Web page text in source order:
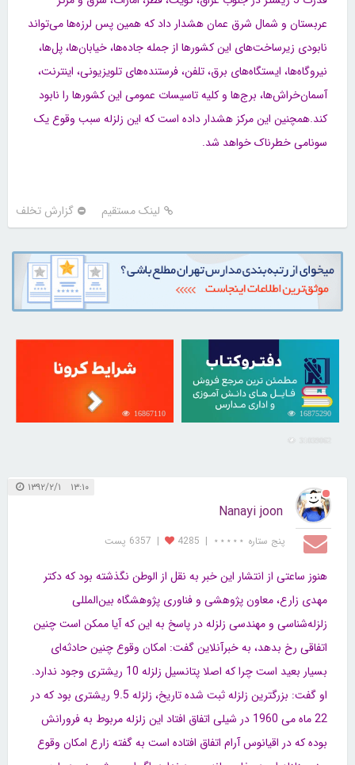
عربستان و شمال شرق عمان هشدار داد که همین پس لرزه‌ها می‌تواند
نابودی زیرساخت‌های این کشور‌ها از جمله جاده‌ها، خیابان‌ها، پل‌ها،
نیروگاه‌ها، ایستگاه‌های برق، تلفن، فرستنده‌های تلویزیونی، اینترنت،
آسمان‌خراش‌ها، برج‌ها و کلیه تاسیسات عمومی این کشور‌ها را نابود
کند.همچنین این مرکز هشدار داده است که این زلزله سبب وقوع یک
سونامی خطرناک خواهد شد.
لینک مستقیم گزارش تخلف
16875290
16867110
۱۳:۱۰ ۱۳۹۲/۲/۱
Nanayi joon
پنج ستاره ⋆⋆⋆⋆⋆ |
4285
| 6357 پست
هنوز ساعتی از انتشار این خبر به نقل از الوطن نگذشته بود که دکتر
مهدی زارع، معاون پژوهشی و فناوری پژوهشگاه بین‌المللی
زلزله‌شناسی و مهندسی زلزله در پاسخ به این که آیا ممکن است چنین
اتفاقی رخ بدهد، به خبرآنلاین گفت: امکان وقوع چنین حادثه‌ای
بسیار بعید است چرا که اصلا پتانسیل زلزله 10 ریشتری وجود ندارد.
او گفت: بزرگترین زلزله ثبت شده تاریخ، زلزله‌ 9.5 ریشتری بود که در
22 ماه می 1960 در شیلی اتفاق افتاد این زلزله مربوط به فرورانش
بوده که در اقیانوس آرام اتفاق افتاده است به گفته زارع امکان وقوع